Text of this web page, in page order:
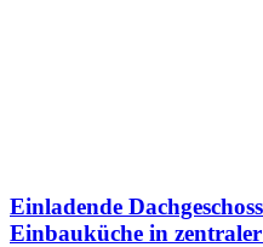
Einladende
Einbauküche in